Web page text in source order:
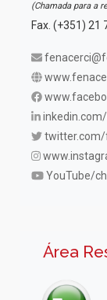
(Chamada para a
Fax. (+351) 21
YouTube/
Área